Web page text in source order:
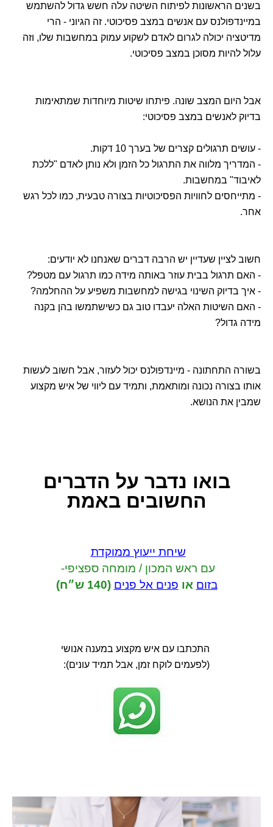
בשנים הראשונות לפיתוח השיטה עלה חשש גדול להשתמש
במיינדפולנס עם אנשים במצב פסיכוטי. זה הגיוני - הרי
מדיטציה יכולה לגרום לאדם לשקוע עמוק במחשבות שלו, וזה
עלול להיות מסוכן במצב פסיכוטי.
אבל היום המצב שונה. פיתחו שיטות מיוחדות שמתאימות
בדיוק לאנשים במצב פסיכוטי:
- עושים תרגולים קצרים של בערך 10 דקות.
- המדריך מלווה את התרגול כל הזמן ולא נותן לאדם "ללכת
לאיבוד" במחשבות.
- מתייחסים לחוויות הפסיכוטיות בצורה טבעית, כמו לכל רגש
אחר.
חשוב לציין שעדיין יש הרבה דברים שאנחנו לא יודעים:
- האם תרגול בבית עוזר באותה מידה כמו תרגול עם מטפל?
- איך בדיוק השינוי בגישה למחשבות משפיע על ההחלמה?
- האם השיטות האלה יעבדו טוב גם כשישתמשו בהן בקנה
מידה גדול?
בשורה התחתונה - מיינדפולנס יכול לעזור, אבל חשוב לעשות
אותו בצורה נכונה ומותאמת, ותמיד עם ליווי של איש מקצוע
שמבין את הנושא.
בואו נדבר על הדברים
החשובים באמת
שיחת ייעוץ ממוקדת
עם ראש המכון / מומחה ספציפי-
בזום או פנים אל פנים (140 ש״ח)
התכתבו עם איש מקצוע במענה אנושי
(לפעמים לוקח זמן, אבל תמיד עונים):